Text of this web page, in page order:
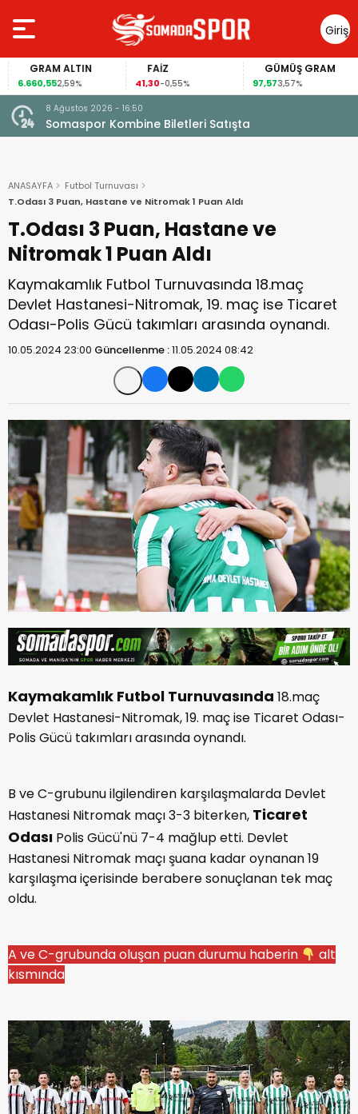
Giriş
Yap
ALTIN
2,59%
FAİZ
-0,55%
GÜMÜŞ GRAM
3,57%
7 Ağustos 2026 - 07:48
Somaspor’dan Serkan Yola Transferi!
ANASAYFA
Futbol Turnuvası
T.Odası 3 Puan, Hastane ve Nitromak 1 Puan Aldı
T.Odası 3 Puan, Hastane ve
Nitromak 1 Puan Aldı
Kaymakamlık Futbol Turnuvasında 18.maç
Devlet Hastanesi-Nitromak, 19. maç ise Ticaret
Odası-Polis Gücü takımları arasında oynandı.
10.05.2024 23:00 Güncellenme :11.05.2024 08:42
Kaymakamlık Futbol Turnuvasında 18.maç
Devlet Hastanesi-Nitromak, 19. maç ise Ticaret Odası-
Polis Gücü takımları arasında oynandı.
B ve C-grubunu ilgilendiren karşılaşmalarda Devlet
Hastanesi Nitromak maçı 3-3 biterken, Ticaret
Odası Polis Gücü'nü 7-4 mağlup etti. Devlet
Hastanesi Nitromak maçı şuana kadar oynanan 19
karşılaşma içerisinde berabere sonuçlanan tek maç
oldu.
A ve C-grubunda oluşan puan durumu haberin
alt
kısmında